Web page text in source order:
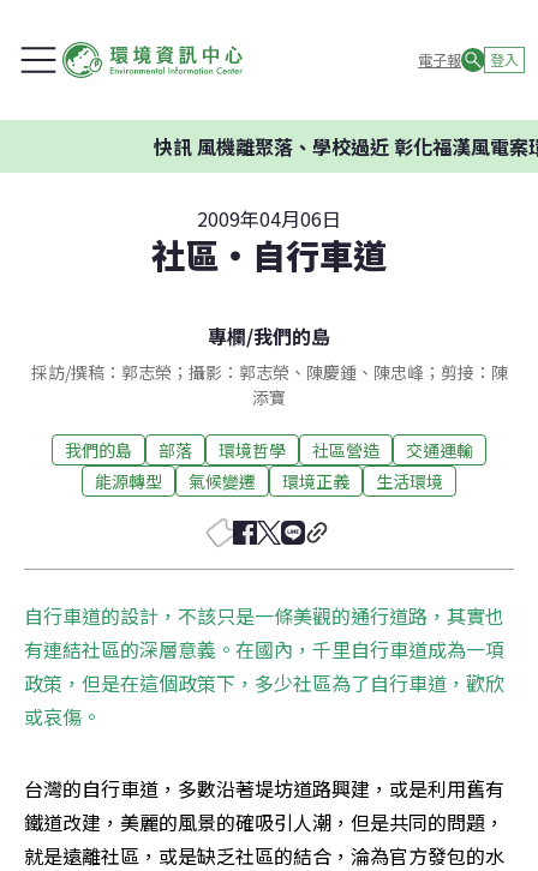
電子報 登入
風機離聚落、學校過近 彰化福漢風電案環委
2009年04月06日
社區‧自行車道
專欄/我們的島
採訪/撰稿：郭志榮；攝影：郭志榮、陳慶鍾、陳忠峰；剪接：陳
添寶
我們的島 部落 環境哲學 社區營造
交通運輸
能源轉型
氣候變遷 環境正義 生活環境
自行車道的設計，不該只是一條美觀的通行道路，其實也
有連結社區的深層意義。在國內，千里自行車道成為一項
政策，但是在這個政策下，多少社區為了自行車道，歡欣
或哀傷。
台灣的自行車道，多數沿著堤坊道路興建，或是利用舊有
鐵道改建，美麗的風景的確吸引人潮，但是共同的問題，
就是遠離社區，或是缺乏社區的結合，淪為官方發包的水